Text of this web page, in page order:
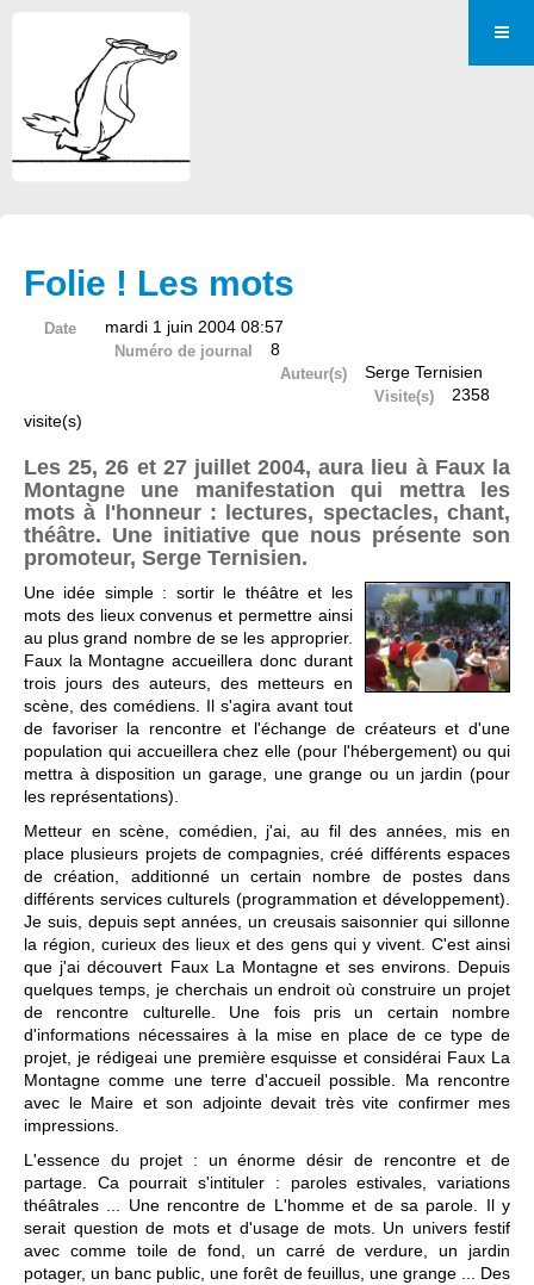
Folie ! Les mots
Date mardi 1 juin 2004 08:57
Numéro de journal 8
Auteur(s) Serge Ternisien
Visite(s)
2358
visite(s)
Les 25, 26 et 27 juillet 2004, aura lieu à Faux la
Montagne une manifestation qui mettra les
mots à l'honneur : lectures, spectacles, chant,
théâtre. Une initiative que nous présente son
promoteur, Serge Ternisien.
Une idée simple : sortir le théâtre et les
mots des lieux convenus et permettre ainsi
au plus grand nombre de se les approprier.
Faux la Montagne accueillera donc durant
trois jours des auteurs, des metteurs en
scène, des comédiens. Il s'agira avant tout
de favoriser la rencontre et l'échange de créateurs et d'une
population qui accueillera chez elle (pour l'hébergement) ou qui
mettra à disposition un garage, une grange ou un jardin (pour
les représentations).
Metteur en scène, comédien, j'ai, au fil des années, mis en
place plusieurs projets de compagnies, créé différents espaces
de création, additionné un certain nombre de postes dans
différents services culturels (programmation et développement).
Je suis, depuis sept années, un creusais saisonnier qui sillonne
la région, curieux des lieux et des gens qui y vivent. C'est ainsi
que j'ai découvert Faux La Montagne et ses environs. Depuis
quelques temps, je cherchais un endroit où construire un projet
de rencontre culturelle. Une fois pris un certain nombre
d'informations nécessaires à la mise en place de ce type de
projet, je rédigeai une première esquisse et considérai Faux La
Montagne comme une terre d'accueil possible. Ma rencontre
avec le Maire et son adjointe devait très vite confirmer mes
impressions.
L'essence du projet : un énorme désir de rencontre et de
partage. Ca pourrait s'intituler : paroles estivales, variations
théâtrales ... Une rencontre de L'homme et de sa parole. Il y
serait question de mots et d'usage de mots. Un univers festif
avec comme toile de fond, un carré de verdure, un jardin
potager, un banc public, une forêt de feuillus, une grange ... Des